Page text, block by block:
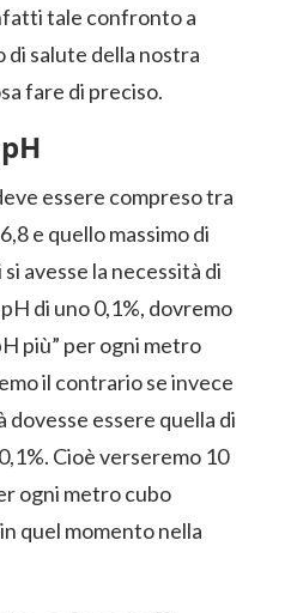
tale confronto a
di salute della nostra
fare di preciso.
essere compreso tra
e quello massimo di
avesse la necessità di
di uno 0,1%, dovremo
più” per ogni metro
il contrario se invece
dovesse essere quella di
Cioè verseremo 10
ogni metro cubo
quel momento nella